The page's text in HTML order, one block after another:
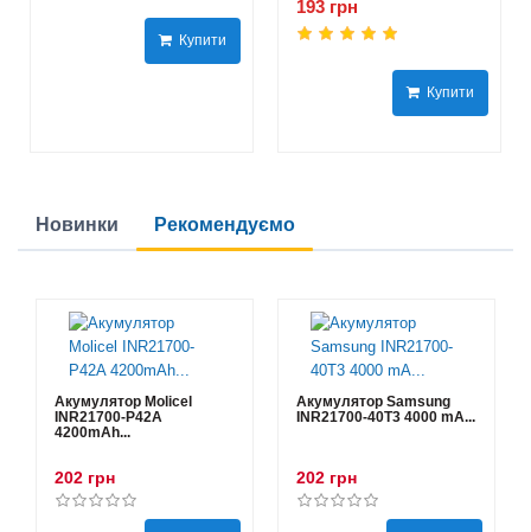
Купити
193 грн
Купити
Новинки Рекомендуємо
Акумулятор Molicel
INR21700-P42A
4200mAh...
202 грн
Акумулятор Samsung
INR21700-40T3 4000 mA...
202 грн